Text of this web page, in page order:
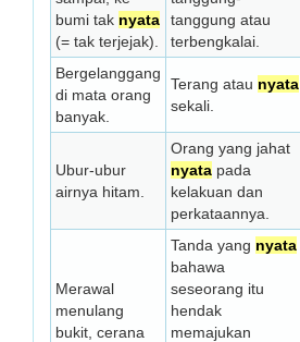
bumi tak nyata
(= tak terjejak).
tanggung atau
terbengkalai.
Bergelanggang
di mata orang
banyak.
Terang atau nyata
sekali.
Ubur-ubur
airnya hitam.
Orang yang jahat
nyata pada
kelakuan dan
perkataannya.
Merawal
menulang
bukit, cerana
Tanda yang nyata
bahawa
seseorang itu
hendak
memajukan